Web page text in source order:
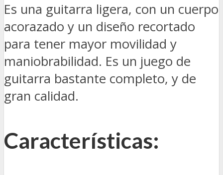
Es una guitarra ligera, con un cuerpo
acorazado y un diseño recortado
para tener mayor movilidad y
maniobrabilidad. Es un juego de
guitarra bastante completo, y de
gran calidad.
Características: